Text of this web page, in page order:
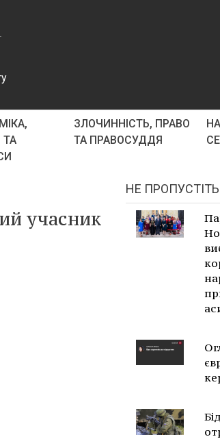
ТА
ЗЛОЧИННІСТЬ, ПРАВО
ТА ПРАВОСУДДЯ
учасник
НЕ ПРОПУСТІТЬ